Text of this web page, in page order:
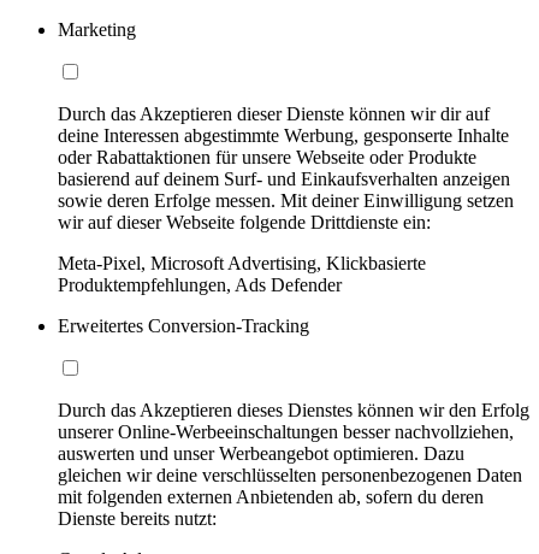
Marketing
Durch das Akzeptieren dieser Dienste können wir dir auf
deine Interessen abgestimmte Werbung, gesponserte Inhalte
oder Rabattaktionen für unsere Webseite oder Produkte
basierend auf deinem Surf- und Einkaufsverhalten anzeigen
sowie deren Erfolge messen. Mit deiner Einwilligung setzen
wir auf dieser Webseite folgende Drittdienste ein:
Meta-Pixel, Microsoft Advertising, Klickbasierte
Produktempfehlungen, Ads Defender
Erweitertes Conversion-Tracking
Durch das Akzeptieren dieses Dienstes können wir den Erfolg
unserer Online-Werbeeinschaltungen besser nachvollziehen,
auswerten und unser Werbeangebot optimieren. Dazu
gleichen wir deine verschlüsselten personenbezogenen Daten
mit folgenden externen Anbietenden ab, sofern du deren
Dienste bereits nutzt: